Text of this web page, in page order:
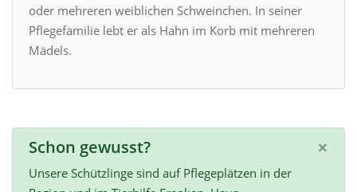
oder mehreren weiblichen Schweinchen. In seiner
Pflegefamilie lebt er als Hahn im Korb mit mehreren
Mädels.
×
Schon gewusst?
Unsere Schützlinge sind auf Pflegeplätzen in der